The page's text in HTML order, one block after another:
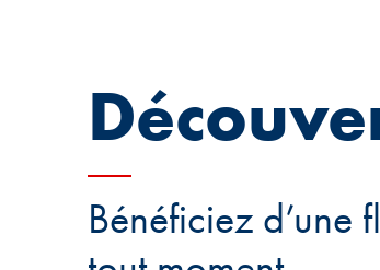
Bénéficiez d’une